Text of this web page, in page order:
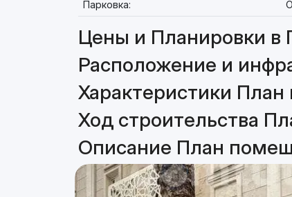
Парковка:
Цены и Планировки в
Расположение и
Характеристики
Ход строительства
Описание План